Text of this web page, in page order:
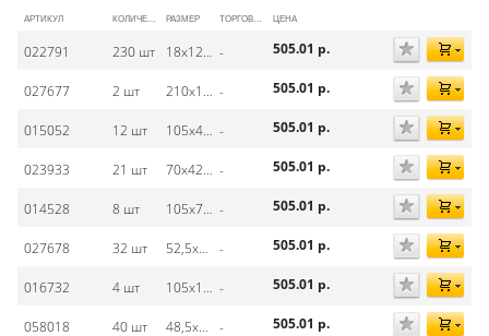
АРТИКУЛ РАЗМЕР ЦЕНА
022791 230 шт - 505.01 р.
027677 2 шт - 505.01 р.
015052 12 шт - 505.01 р.
023933 21 шт - 505.01 р.
014528 8 шт - 505.01 р.
027678 32 шт - 505.01 р.
016732 4 шт - 505.01 р.
058018 40 шт - 505.01 р.